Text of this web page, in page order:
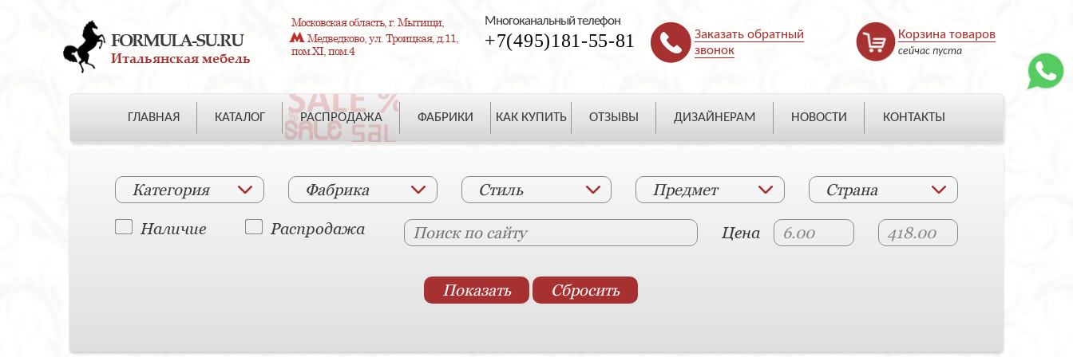
FORMULA-SU.RU
Итальянская мебель
Московская область, г. Мытищи,
Медведково, ул. Троицкая, д.11,
пом.XI, пом.4
Многоканальный телефон
+7(495)181-55-81
Заказать обратный
звонок
Корзина товаров
сейчас пуста
ГЛАВНАЯ КАТАЛОГ РАСПРОДАЖА ФАБРИКИ КАК КУПИТЬ ОТЗЫВЫ ДИЗАЙНЕРАМ НОВОСТИ КОНТАКТЫ
Категория Фабрика Стиль Предмет Страна
Наличие Распродажа Цена